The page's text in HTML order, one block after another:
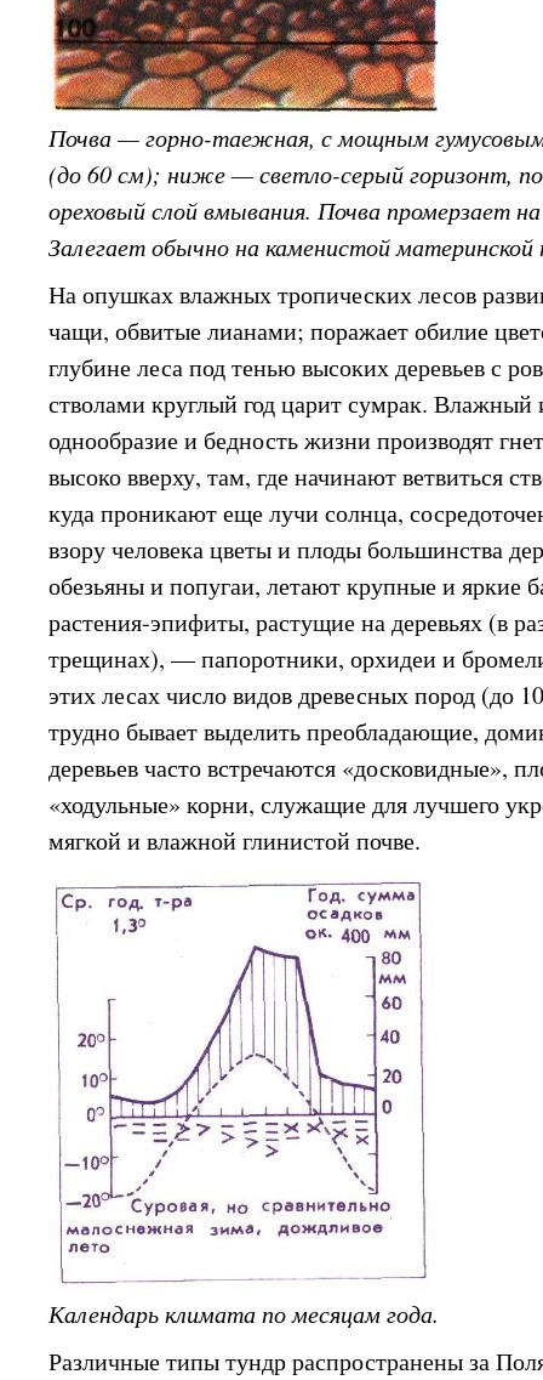
Почва — горно-таежная, с мощным
(до 60 см); ниже — светло-серый горизонт,
ореховый слой вмывания. Почва промерзает
Залегает обычно на каменистой материнской
На опушках влажных тропических лесов
чащи, обвитые лианами; поражает обилие
глубине леса под тенью высоких деревьев с
стволами круглый год царит сумрак.
однообразие и бедность жизни производят
высоко вверху, там, где начинают ветвиться
куда проникают еще лучи солнца,
взору человека цветы и плоды большинства
обезьяны и попугаи, летают крупные и яркие
растения-эпифиты, растущие на деревьях (в
трещинах), — папоротники, орхидеи и
этих лесах число видов древесных пород (до
трудно бывает выделить преобладающие,
деревьев часто встречаются «досковидные»,
«ходульные» корни, служащие для лучшего
мягкой и влажной глинистой почве.
Календарь климата по месяцам года.
Различные типы тундр распространены за